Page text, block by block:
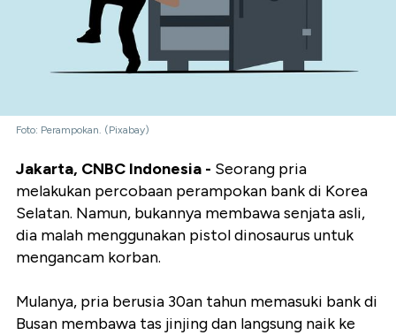
Foto: Perampokan. (Pixabay)
Jakarta, CNBC Indonesia - Seorang pria
melakukan percobaan perampokan bank di Korea
Selatan. Namun, bukannya membawa senjata asli,
dia malah menggunakan pistol dinosaurus untuk
mengancam korban.
Mulanya, pria berusia 30an tahun memasuki bank di
Busan membawa tas jinjing dan langsung naik ke